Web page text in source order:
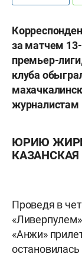
за матчем 13-
премьер-
клуба
журналистам
ЮРИЮ
Проведя в
«Анжи»